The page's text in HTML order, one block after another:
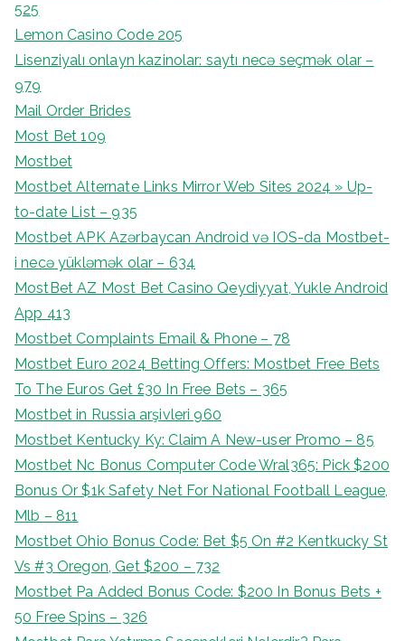
525
Lemon Casino Code 205
Lisenziyalı onlayn kazinolar: saytı necə seçmək olar –
979
Mail Order Brides
Most Bet 109
Mostbet
Mostbet Alternate Links Mirror Web Sites 2024 » Up-
to-date List – 935
Mostbet APK Azərbaycan Android və IOS-da Mostbet-
i necə yükləmək olar – 634
MostBet AZ Most Bet Casino Qeydiyyat, Yukle Android
App 413
Mostbet Complaints Email & Phone – 78
Mostbet Euro 2024 Betting Offers: Mostbet Free Bets
To The Euros Get £30 In Free Bets – 365
Mostbet in Russia arşivleri 960
Mostbet Kentucky Ky: Claim A New-user Promo – 85
Mostbet Nc Bonus Computer Code Wral365: Pick $200
Bonus Or $1k Safety Net For National Football League,
Mlb – 811
Mostbet Ohio Bonus Code: Bet $5 On #2 Kentkucky St
Vs #3 Oregon, Get $200 – 732
Mostbet Pa Added Bonus Code: $200 In Bonus Bets +
50 Free Spins – 326